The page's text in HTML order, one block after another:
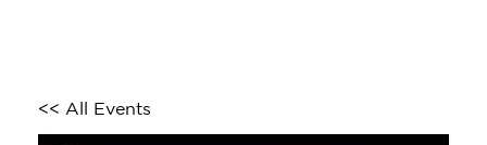
<< All Events